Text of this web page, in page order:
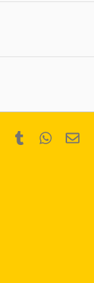
Pinterest
Tumblr